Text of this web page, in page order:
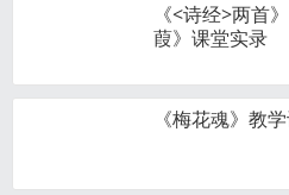
《<诗经>两首
葭》课堂实录
《梅花魂》教